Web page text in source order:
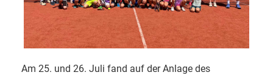
Am 25. und 26. Juli fand auf der Anlage des